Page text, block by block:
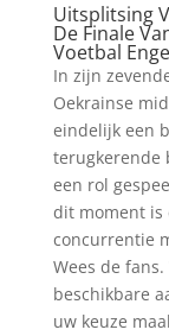
Uitsplitsing
De Finale
Voetbal
In zijn
Oekrainse
eindelijk een
terugkerende
een rol
dit moment is
concurrentie
Wees de
beschikbare
uw keuze